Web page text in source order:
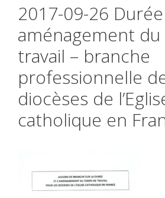
2017-09-26
aménagement
travail – branche
professionnelle
diocèses de
catholique en